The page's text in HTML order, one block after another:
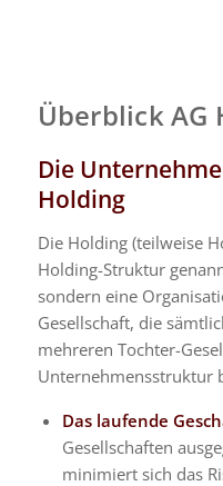
Überblick AG
Die
Holding
Die Holding (teilweise
Holding-Struktur
sondern eine
Gesellschaft, die
mehreren Tochter-
Unternehmensstruktur
Das laufende
Gesellschaften
minimiert sich das